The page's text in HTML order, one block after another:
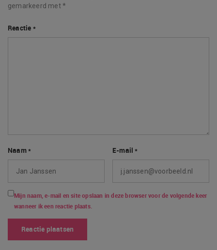
gemarkeerd met*
Reactie *
Naam* E-mail*
Mijn naam, e-mail en site opslaan in deze browser voor de volgende keer
wanneer ik een reactie plaats.